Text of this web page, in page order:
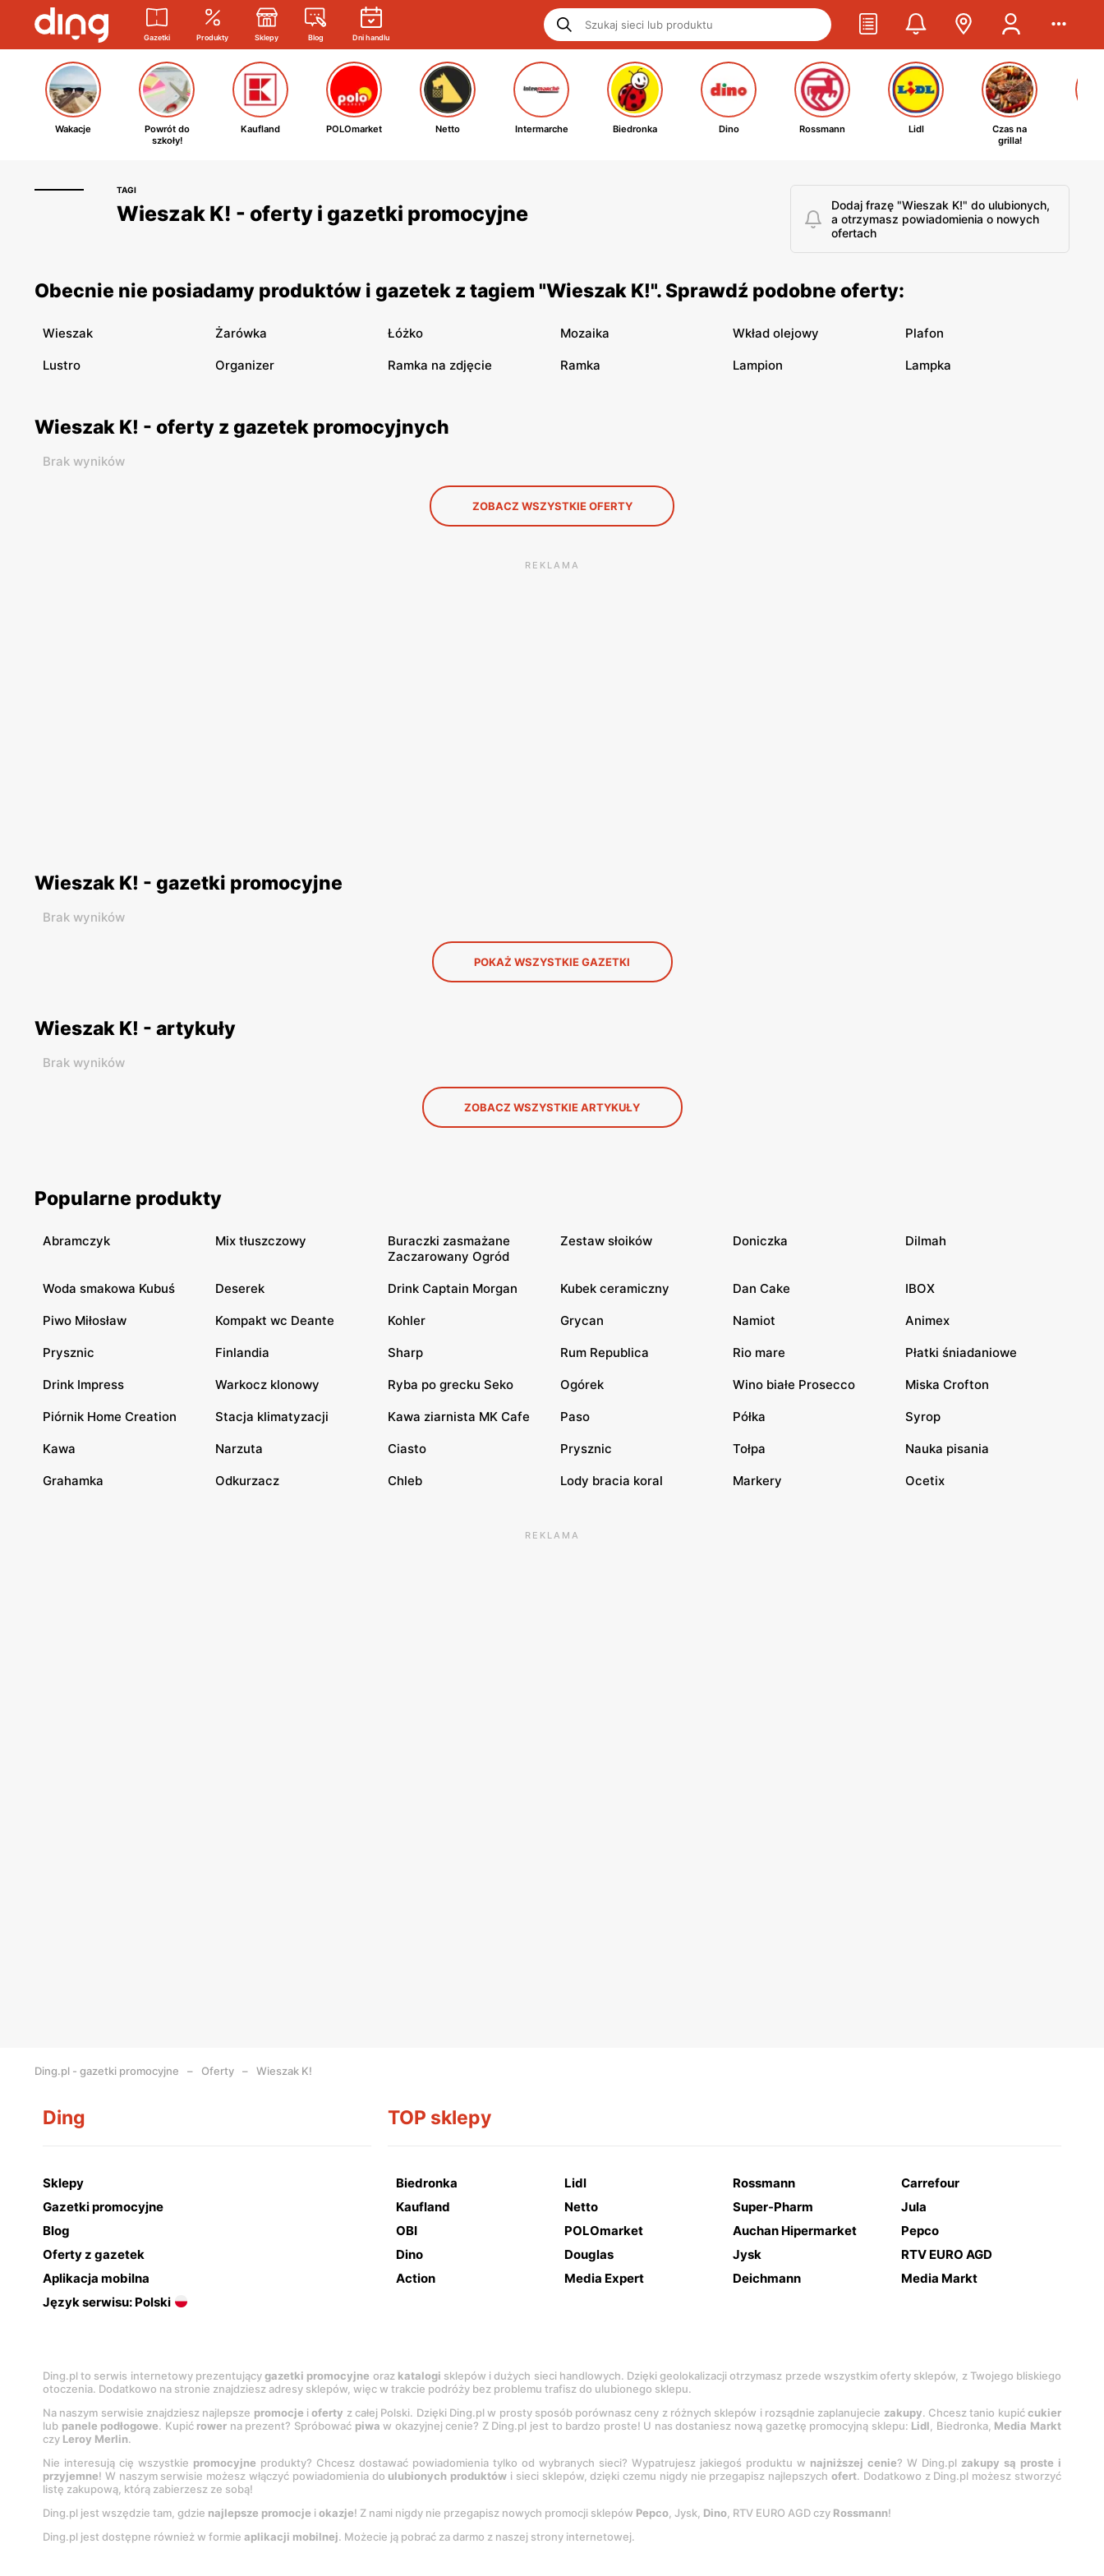
Gazetki Produkty Sklepy Blog Dni handlu
Wakacje
Powrót do
szkoły!
Kaufland POLOmarket Netto Intermarche Biedronka Dino Rossmann Lidl
Czas na
grilla!
TAGI
Wieszak K! - oferty i gazetki promocyjne
Dodaj frazę "Wieszak K!" do ulubionych,
a otrzymasz powiadomienia o nowych
ofertach
Obecnie nie posiadamy produktów i gazetek z tagiem "Wieszak K!". Sprawdź podobne oferty:
Wieszak Żarówka Łóżko Mozaika Wkład olejowy Plafon
Lustro Organizer Ramka na zdjęcie Ramka Lampion Lampka
Wieszak K! - oferty z gazetek promocyjnych
Brak wyników
ZOBACZ WSZYSTKIE OFERTY
REKLAMA
Wieszak K! - gazetki promocyjne
Brak wyników
POKAŻ WSZYSTKIE GAZETKI
Wieszak K! - artykuły
Brak wyników
ZOBACZ WSZYSTKIE ARTYKUŁY
Popularne produkty
Abramczyk Mix tłuszczowy
Buraczki zasmażane
Zaczarowany Ogród
Zestaw słoików Doniczka Dilmah
Woda smakowa Kubuś Deserek Drink Captain Morgan Kubek ceramiczny Dan Cake IBOX
Piwo Miłosław Kompakt wc Deante Kohler Grycan Namiot Animex
Prysznic Finlandia Sharp Rum Republica Rio mare Płatki śniadaniowe
Drink Impress Warkocz klonowy Ryba po grecku Seko Ogórek Wino białe Prosecco Miska Crofton
Piórnik Home Creation Stacja klimatyzacji Kawa ziarnista MK Cafe Paso Półka Syrop
Kawa Narzuta Ciasto Prysznic Tołpa Nauka pisania
Grahamka Odkurzacz Chleb Lody bracia koral Markery Ocetix
REKLAMA
Ding.pl - gazetki promocyjne Oferty Wieszak K!
Ding
Sklepy
Gazetki promocyjne
Blog
Oferty z gazetek
Aplikacja mobilna
Język serwisu: Polski
TOP sklepy
Biedronka Lidl Rossmann
Carrefour
Kaufland
Netto Super-Pharm
Jula
OBI
POLOmarket Auchan Hipermarket
Pepco
Dino
Douglas Jysk
RTV EURO AGD
Action
Media Expert Deichmann Media Markt
Ding.pl to serwis internetowy prezentującygazetki promocyjne oraz katalogi sklepów i dużych sieci handlowych. Dzięki geolokalizacji otrzymasz przede wszystkim oferty sklepów, z Twojego bliskiego
otoczenia. Dodatkowo na stronie znajdziesz adresy sklepów, więc w trakcie podróży bez problemu trafisz do ulubionego sklepu.
Na naszym serwisie znajdziesz najlepsze promocje ioferty z całej Polski. Dzięki Ding.pl w prosty sposób porównasz ceny z różnych sklepów i rozsądnie zaplanujecie zakupy. Chcesz tanio kupićcukier
lub panele podłogowe. Kupić rower na prezent? Spróbować piwa w okazyjnej cenie? Z Ding.pl jest to bardzo proste! U nas dostaniesz nową gazetkę promocyjną sklepu: Lidl, Biedronka, Media Markt
czy Leroy Merlin.
Nie interesują cię wszystkie promocyjne produkty? Chcesz dostawać powiadomienia tylko od wybranych sieci? Wypatrujesz jakiegoś produktu w najniższej cenie? W Ding.pl zakupy są proste i
przyjemne! W naszym serwisie możesz włączyć powiadomienia do ulubionych produktów i sieci sklepów, dzięki czemu nigdy nie przegapisz najlepszychofert. Dodatkowo z Ding.pl możesz stworzyć
listę zakupową, którą zabierzesz ze sobą!
Ding.pl jest wszędzie tam, gdzie najlepsze promocje i okazje! Z nami nigdy nie przegapisz nowych promocji sklepów Pepco, Jysk, Dino, RTV EURO AGD czy Rossmann!
Ding.pl jest dostępne również w formie aplikacji mobilnej. Możecie ją pobrać za darmo z naszej strony internetowej.